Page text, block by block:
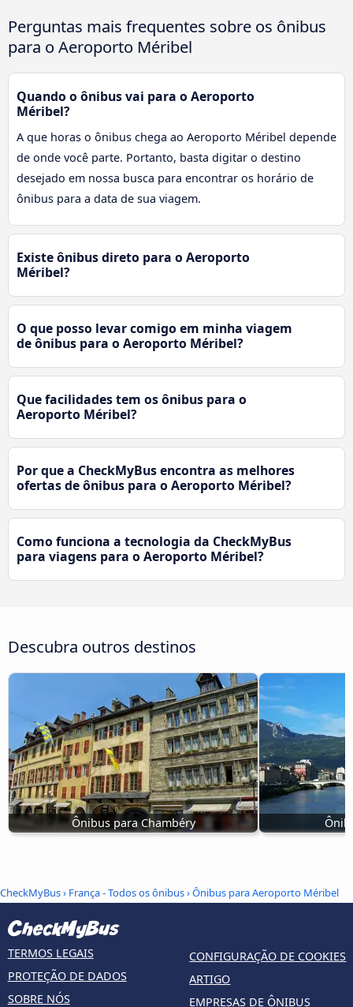
Perguntas mais frequentes sobre os ônibus
para o Aeroporto Méribel
Quando o ônibus vai para o Aeroporto
Méribel?
A que horas o ônibus chega ao Aeroporto Méribel depende
de onde você parte. Portanto, basta digitar o destino
desejado em nossa busca para encontrar os horário de
ônibus para a data de sua viagem.
Existe ônibus direto para o Aeroporto
Méribel?
O que posso levar comigo em minha viagem
de ônibus para o Aeroporto Méribel?
Que facilidades tem os ônibus para o
Aeroporto Méribel?
Por que a CheckMyBus encontra as melhores
ofertas de ônibus para o Aeroporto Méribel?
Como funciona a tecnologia da CheckMyBus
para viagens para o Aeroporto Méribel?
Descubra outros destinos
Ônibus para Chambéry
CheckMyBus› França - Todos os ônibus› Ônibus para Aeroporto Méribel
TERMOS LEGAIS
PROTEÇÃO DE DADOS
SOBRE NÓS
CONFIGURAÇÃO DE COOKIES
ARTIGO
EMPRESAS DE ÔNIBUS